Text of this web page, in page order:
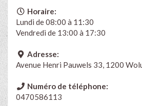
Horaire:
Lundi de 08:00 à 11:30
Vendredi de 13:00 à 17:30
Adresse:
Avenue Henri Pauwels 33, 1200
Numéro de téléphone:
0470586113